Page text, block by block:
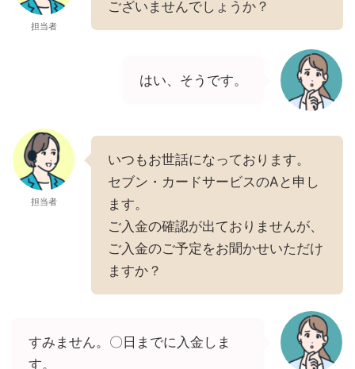
担当者
ございませんでしょうか？
はい、そうです。
担当者
いつもお世話になっております。
セブン・カードサービスのAと申し
ます。
ご入金の確認が出ておりませんが、
ご入金のご予定をお聞かせいただけ
ますか？
すみません。〇日までに入金しま
す。